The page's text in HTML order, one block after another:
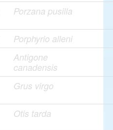
Porzana pusilla
Porphyrio alleni
Antigone
canadensis
Grus virgo
Otis tarda